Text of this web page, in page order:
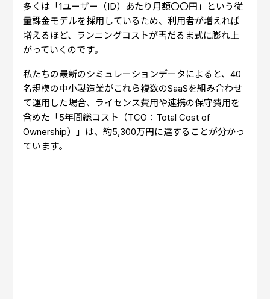
多くは「1ユーザー（ID）あたり月額〇〇円」という従
量課金モデルを採用しているため、利用者が増えれば
増えるほど、ランニングコストが雪だるま式に膨れ上
がっていくのです。
私たちの最新のシミュレーションデータによると、40
名規模の中小製造業がこれら複数のSaaSを組み合わせ
て運用した場合、ライセンス費用や連携の保守費用を
含めた「5年間総コスト（TCO：Total Cost of
Ownership）」は、約5,300万円に達することが分かっ
ています。